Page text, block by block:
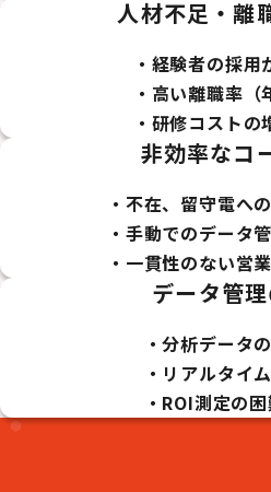
人材不足・離
・経験者の採用
・高い離職率（
・研修コストの
非効率なコ
・不在、留守電へ
・手動でのデータ
・一貫性のない営
データ管
・分析データ
・リアルタイ
・ROI測定の